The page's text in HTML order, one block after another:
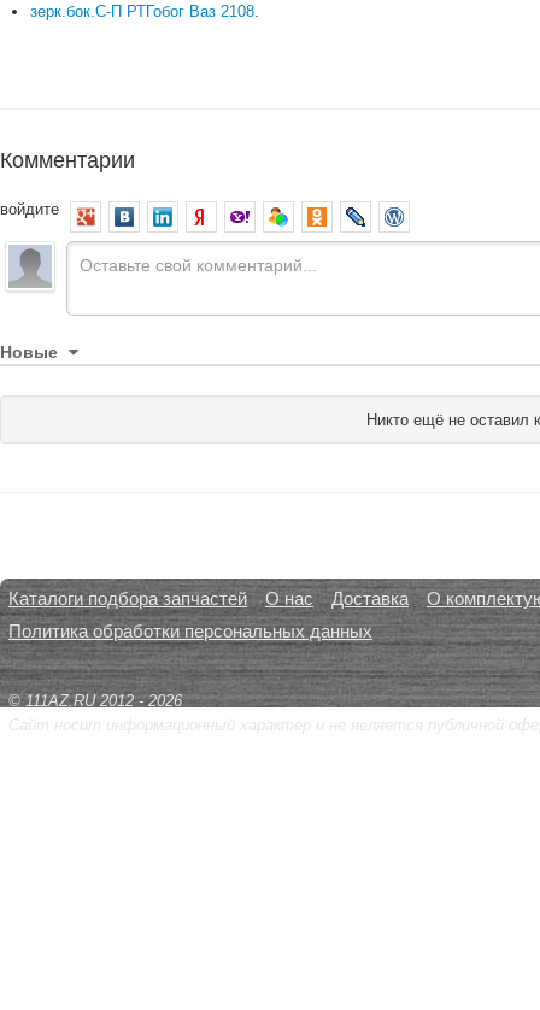
зерк.бок.С-П РТГобог Ваз 2108.
Комментарии
войдите
Новые
Никто ещё не оставил
Каталоги подбора запчастей О нас Доставка
О
Политика обработки персональных данных
© 111AZ.RU 2012 - 2026
Сайт носит информационный характер и не является публичной